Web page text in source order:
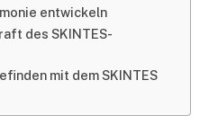
entwickeln
des SKINTES-
mit dem SKINTES